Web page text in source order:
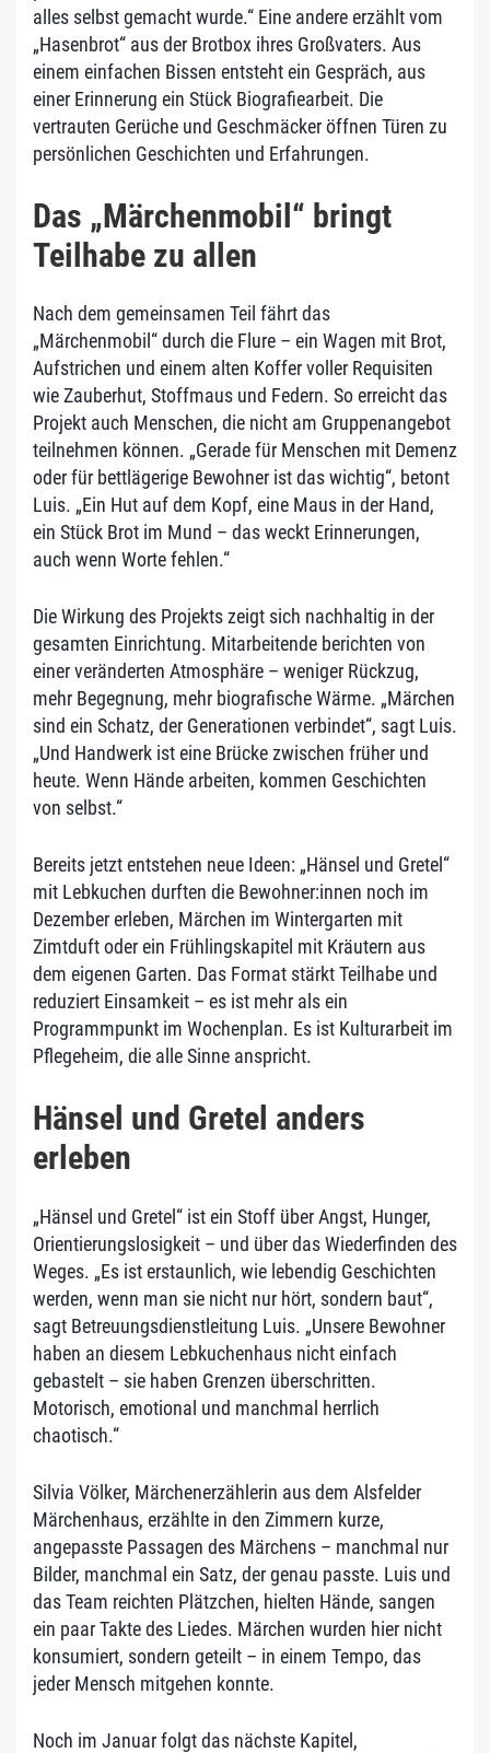
alles selbst gemacht wurde.“ Eine andere erzählt vom
„Hasenbrot“ aus der Brotbox ihres Großvaters. Aus
einem einfachen Bissen entsteht ein Gespräch, aus
einer Erinnerung ein Stück Biografiearbeit. Die
vertrauten Gerüche und Geschmäcker öffnen Türen zu
persönlichen Geschichten und Erfahrungen.
Das „Märchenmobil“ bringt
Teilhabe zu allen
Nach dem gemeinsamen Teil fährt das
„Märchenmobil“ durch die Flure – ein Wagen mit Brot,
Aufstrichen und einem alten Koffer voller Requisiten
wie Zauberhut, Stoffmaus und Federn. So erreicht das
Projekt auch Menschen, die nicht am Gruppenangebot
teilnehmen können. „Gerade für Menschen mit Demenz
oder für bettlägerige Bewohner ist das wichtig“, betont
Luis. „Ein Hut auf dem Kopf, eine Maus in der Hand,
ein Stück Brot im Mund – das weckt Erinnerungen,
auch wenn Worte fehlen.“
Die Wirkung des Projekts zeigt sich nachhaltig in der
gesamten Einrichtung. Mitarbeitende berichten von
einer veränderten Atmosphäre – weniger Rückzug,
mehr Begegnung, mehr biografische Wärme. „Märchen
sind ein Schatz, der Generationen verbindet“, sagt Luis.
„Und Handwerk ist eine Brücke zwischen früher und
heute. Wenn Hände arbeiten, kommen Geschichten
von selbst.“
Bereits jetzt entstehen neue Ideen: „Hänsel und Gretel“
mit Lebkuchen durften die Bewohner:innen noch im
Dezember erleben, Märchen im Wintergarten mit
Zimtduft oder ein Frühlingskapitel mit Kräutern aus
dem eigenen Garten. Das Format stärkt Teilhabe und
reduziert Einsamkeit – es ist mehr als ein
Programmpunkt im Wochenplan. Es ist Kulturarbeit im
Pflegeheim, die alle Sinne anspricht.
Hänsel und Gretel anders
erleben
„Hänsel und Gretel“ ist ein Stoff über Angst, Hunger,
Orientierungslosigkeit – und über das Wiederfinden des
Weges. „Es ist erstaunlich, wie lebendig Geschichten
werden, wenn man sie nicht nur hört, sondern baut“,
sagt Betreuungsdienstleitung Luis. „Unsere Bewohner
haben an diesem Lebkuchenhaus nicht einfach
gebastelt – sie haben Grenzen überschritten.
Motorisch, emotional und manchmal herrlich
chaotisch.“
Silvia Völker, Märchenerzählerin aus dem Alsfelder
Märchenhaus, erzählte in den Zimmern kurze,
angepasste Passagen des Märchens – manchmal nur
Bilder, manchmal ein Satz, der genau passte. Luis und
das Team reichten Plätzchen, hielten Hände, sangen
ein paar Takte des Liedes. Märchen wurden hier nicht
konsumiert, sondern geteilt – in einem Tempo, das
jeder Mensch mitgehen konnte.
Noch im Januar folgt das nächste Kapitel,